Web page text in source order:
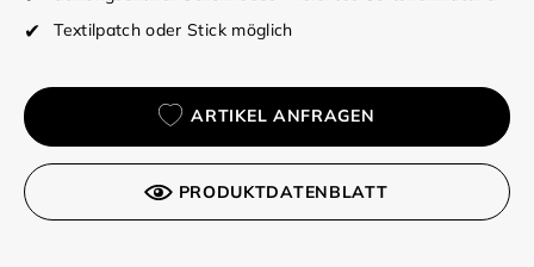
Textilpatch oder Stick möglich
ARTIKEL ANFRAGEN
PRODUKTDATENBLATT